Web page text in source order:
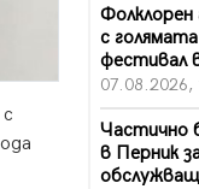
Фолклорен
с
фестивал
07.08.2026,
Частично
в Перник